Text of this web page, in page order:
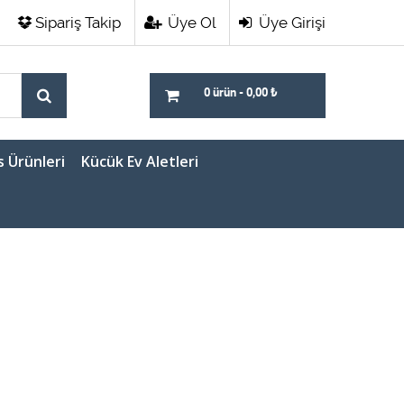
Üye Girişi
Üye Ol
Sipariş Takip
0 ürün - 0,00 ₺
Ürünleri Kücük Ev Aletleri